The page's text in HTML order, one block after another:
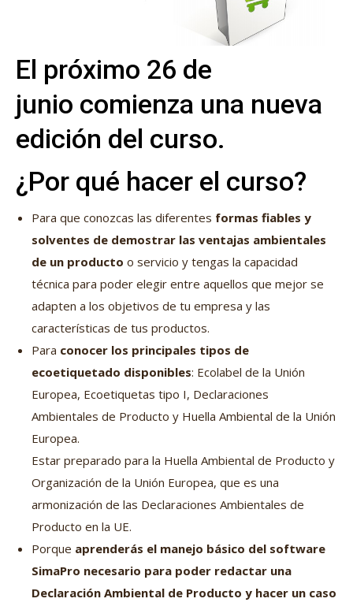
El próximo 26 de
junio comienza una nueva
edición del curso.
¿Por qué hacer el curso?
Para que conozcas las diferentes formas fiables y
solventes de demostrar las ventajas ambientales
de un producto o servicio y tengas la capacidad
técnica para poder elegir entre aquellos que mejor se
adapten a los objetivos de tu empresa y las
características de tus productos.
Para conocer los principales tipos de
ecoetiquetado disponibles: Ecolabel de la Unión
Europea, Ecoetiquetas tipo I, Declaraciones
Ambientales de Producto y Huella Ambiental de la Unión
Europea.
Estar preparado para la Huella Ambiental de Producto y
Organización de la Unión Europea, que es una
armonización de las Declaraciones Ambientales de
Producto en la UE.
Porque aprenderás el manejo básico del software
SimaPro necesario para poder redactar una
Declaración Ambiental de Producto y hacer un caso